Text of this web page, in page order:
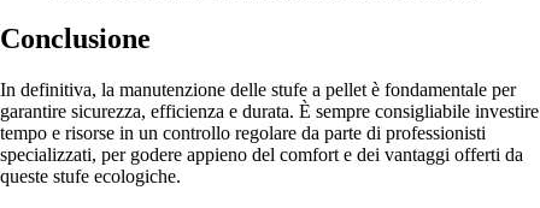
Conclusione
In definitiva, la manutenzione delle stufe a pellet è fondamentale per
garantire sicurezza, efficienza e durata. È sempre consigliabile investire
tempo e risorse in un controllo regolare da parte di professionisti
specializzati, per godere appieno del comfort e dei vantaggi offerti da
queste stufe ecologiche.